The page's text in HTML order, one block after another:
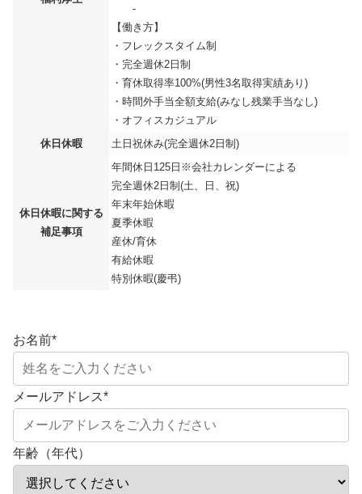
-
【働き方】
・フレックスタイム制
・完全週休2日制
・育休取得率100%(男性3名取得実績あり)
・時間外手当全額支給(みなし残業手当なし)
・オフィスカジュアル
休日休暇
土日祝休み(完全週休2日制)
休日休暇に関する
補足事項
年間休日125日※会社カレンダーによる
完全週休2日制(土、日、祝)
年末年始休暇
夏季休暇
産休/育休
有給休暇
特別休暇(慶弔)
お名前*
メールアドレス*
年齢（年代）